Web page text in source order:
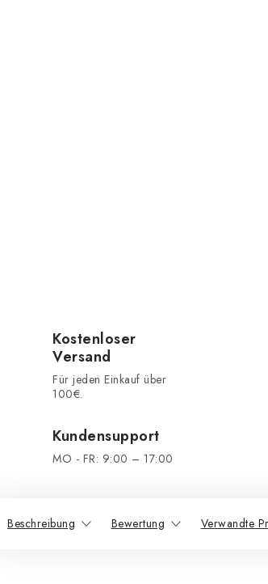
Kostenloser
Versand
Für jeden Einkauf über
100€.
Kundensupport
MO - FR: 9:00 – 17:00
Beschreibung Bewertung Verwandte